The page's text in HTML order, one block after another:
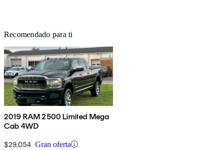
Recomendado para ti
2019 RAM 2500 Limited Mega
Cab 4WD
$29,054 Gran oferta